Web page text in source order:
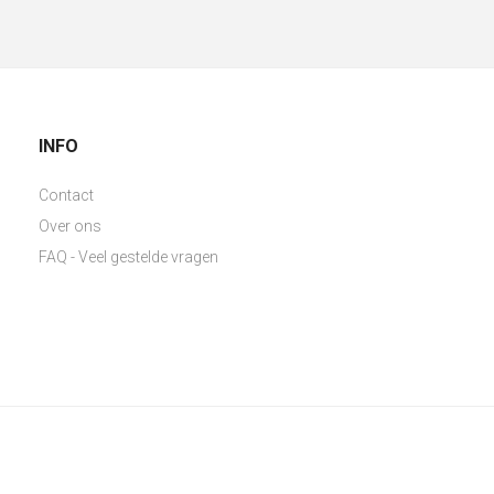
INFO
Contact
Over ons
FAQ - Veel gestelde vragen